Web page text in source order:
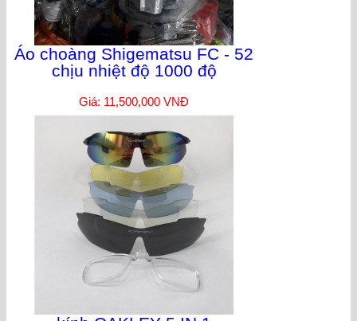
Áo choàng Shigematsu FC - 52
chịu nhiệt độ 1000 độ
Giá: 11,500,000 VNĐ